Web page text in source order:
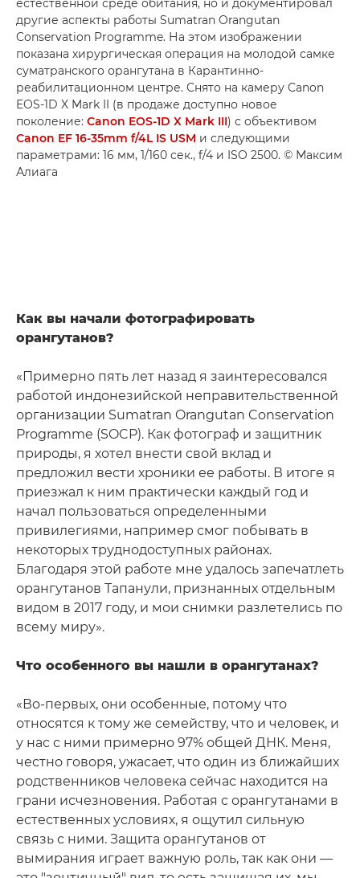
естественной среде обитания, но и документировал
другие аспекты работы Sumatran Orangutan
Conservation Programme. На этом изображении
показана хирургическая операция на молодой самке
суматранского орангутана в Карантинно-
реабилитационном центре. Снято на камеру Canon
EOS-1D X Mark II (в продаже доступно новое
поколение: Canon EOS-1D X Mark III) с объективом
Canon EF 16-35mm f/4L IS USM и следующими
параметрами: 16 мм, 1/160 сек., f/4 и ISO 2500. © Максим
Алиага
Как вы начали фотографировать
орангутанов?
«Примерно пять лет назад я заинтересовался
работой индонезийской неправительственной
организации Sumatran Orangutan Conservation
Programme (SOCP). Как фотограф и защитник
природы, я хотел внести свой вклад и
предложил вести хроники ее работы. В итоге я
приезжал к ним практически каждый год и
начал пользоваться определенными
привилегиями, например смог побывать в
некоторых труднодоступных районах.
Благодаря этой работе мне удалось запечатлеть
орангутанов Тапанули, признанных отдельным
видом в 2017 году, и мои снимки разлетелись по
всему миру».
Что особенного вы нашли в орангутанах?
«Во-первых, они особенные, потому что
относятся к тому же семейству, что и человек, и
у нас с ними примерно 97% общей ДНК. Меня,
честно говоря, ужасает, что один из ближайших
родственников человека сейчас находится на
грани исчезновения. Работая с орангутанами в
естественных условиях, я ощутил сильную
связь с ними. Защита орангутанов от
вымирания играет важную роль, так как они —